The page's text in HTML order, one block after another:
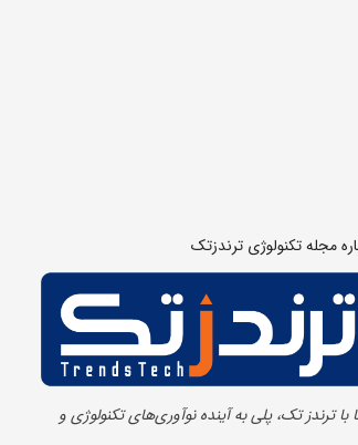
مجله تکنولوژی ترندزتک
با ترندز تک، پلی به آینده‌ نوآوری‌های تکنولوژی و